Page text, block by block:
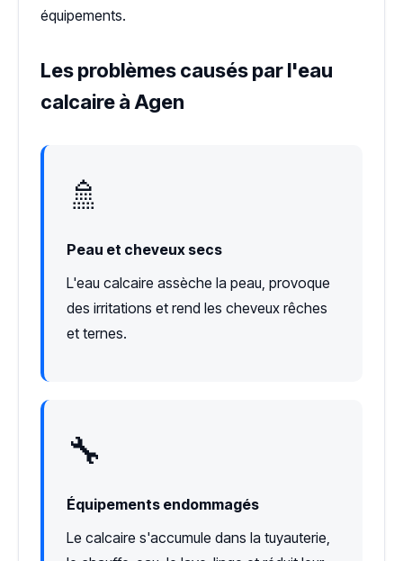
équipements.
Les problèmes causés par l'eau
calcaire à Agen
🚿
Peau et cheveux secs
L'eau calcaire assèche la peau, provoque
des irritations et rend les cheveux rêches
et ternes.
🔧
Équipements endommagés
Le calcaire s'accumule dans la tuyauterie,